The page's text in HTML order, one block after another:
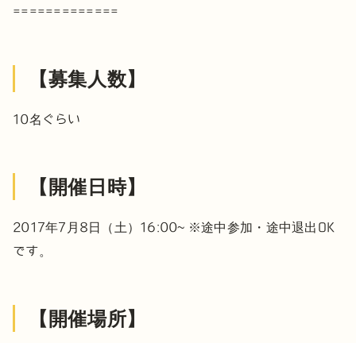
=============
【募集人数】
10名ぐらい
【開催日時】
2017年7月8日（土）16:00~ ※途中参加・途中退出OK
です。
【開催場所】